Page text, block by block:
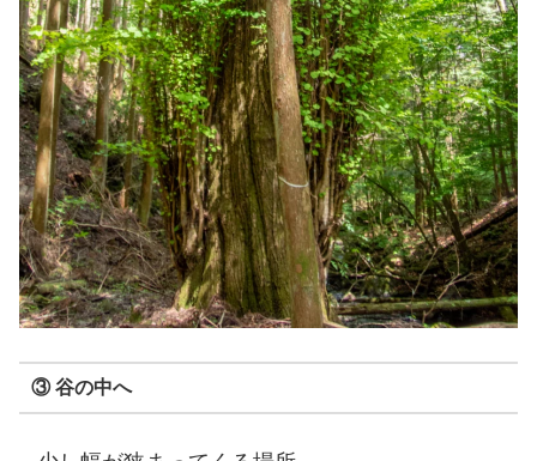
③ 谷の中へ